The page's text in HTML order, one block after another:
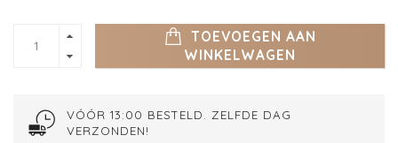
TOEVOEGEN AAN
WINKELWAGEN
VÓÓR 13:00 BESTELD. ZELFDE DAG
VERZONDEN!